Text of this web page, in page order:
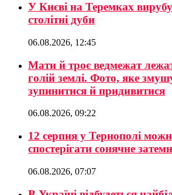
У Києві на Теремках
столітні дуби
06.08.2026, 12:45
Мати й троє ведмежат
голій землі. Фото, яке
зупинитися й придивитися
06.08.2026, 09:22
12 серпня у Тернополі
спостерігати сонячне
06.08.2026, 07:07